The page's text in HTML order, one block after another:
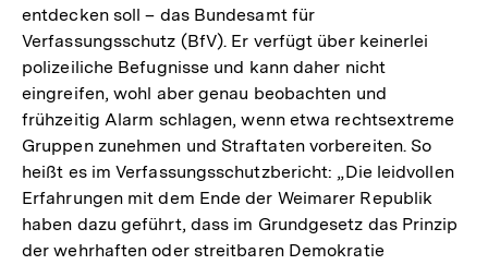
entdecken soll – das Bundesamt für
Verfassungsschutz (BfV). Er verfügt über keinerlei
polizeiliche Befugnisse und kann daher nicht
eingreifen, wohl aber genau beobachten und
frühzeitig Alarm schlagen, wenn etwa rechtsextreme
Gruppen zunehmen und Straftaten vorbereiten. So
heißt es im Verfassungsschutzbericht: „Die leidvollen
Erfahrungen mit dem Ende der Weimarer Republik
haben dazu geführt, dass im Grundgesetz das Prinzip
der wehrhaften oder streitbaren Demokratie